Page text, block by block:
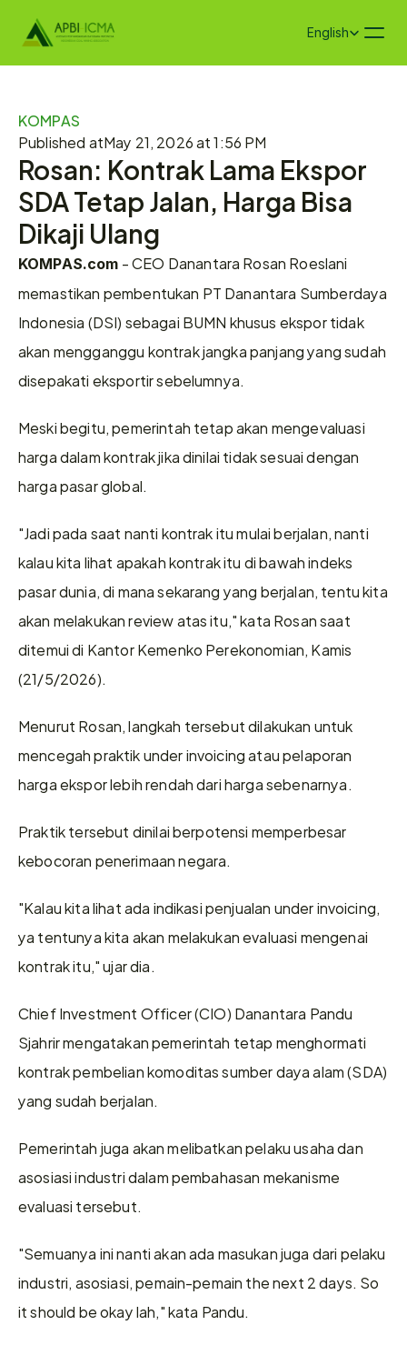
Select Language
English
KOMPAS
Published atMay 21, 2026 at 1:56 PM
Rosan: Kontrak Lama Ekspor
SDA Tetap Jalan, Harga Bisa
Dikaji Ulang
KOMPAS.com - CEO Danantara Rosan Roeslani
memastikan pembentukan PT Danantara Sumberdaya
Indonesia (DSI) sebagai BUMN khusus ekspor tidak
akan mengganggu kontrak jangka panjang yang sudah
disepakati eksportir sebelumnya.
Meski begitu, pemerintah tetap akan mengevaluasi
harga dalam kontrak jika dinilai tidak sesuai dengan
harga pasar global.
"Jadi pada saat nanti kontrak itu mulai berjalan, nanti
kalau kita lihat apakah kontrak itu di bawah indeks
pasar dunia, di mana sekarang yang berjalan, tentu kita
akan melakukan review atas itu," kata Rosan saat
ditemui di Kantor Kemenko Perekonomian, Kamis
(21/5/2026).
Menurut Rosan, langkah tersebut dilakukan untuk
mencegah praktik under invoicing atau pelaporan
harga ekspor lebih rendah dari harga sebenarnya.
Praktik tersebut dinilai berpotensi memperbesar
kebocoran penerimaan negara.
"Kalau kita lihat ada indikasi penjualan under invoicing,
ya tentunya kita akan melakukan evaluasi mengenai
kontrak itu," ujar dia.
Chief Investment Officer (CIO) Danantara Pandu
Sjahrir mengatakan pemerintah tetap menghormati
kontrak pembelian komoditas sumber daya alam (SDA)
yang sudah berjalan.
Pemerintah juga akan melibatkan pelaku usaha dan
asosiasi industri dalam pembahasan mekanisme
evaluasi tersebut.
"Semuanya ini nanti akan ada masukan juga dari pelaku
industri, asosiasi, pemain-pemain the next 2 days. So
it should be okay lah," kata Pandu.